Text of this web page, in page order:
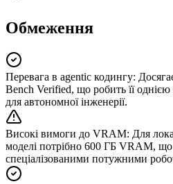
Обмеження
Перевага в agentic кодингу:
Bench Verified, що робить її
для автономної інженерії.
Високі вимоги до VRAM: Для
моделі потрібно 600 ГБ VRAM,
спеціалізованими потужними